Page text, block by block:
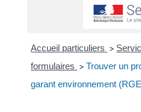
Accueil particuliers >
formulaires > Trouver un
garant environnement